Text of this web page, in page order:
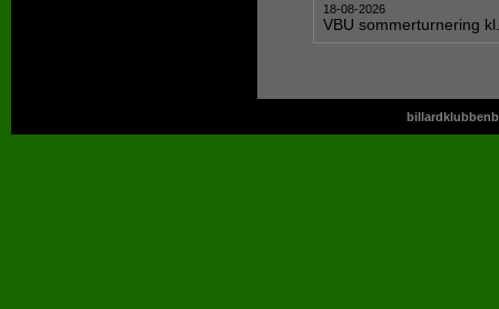
18-08-2026
VBU sommerturnering